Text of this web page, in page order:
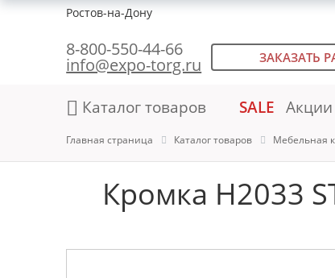
Ростов-на-Дону
8-800-550-44-66
info@expo-torg.ru ЗАКАЗАТЬ
Каталог товаров SALE Акции
Главная страница Каталог товаров Мебельная
Кромка H2033